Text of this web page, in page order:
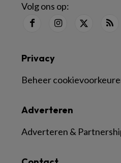
Volg ons op:
Adverteren
Adverteren &
Privacy
Beheer